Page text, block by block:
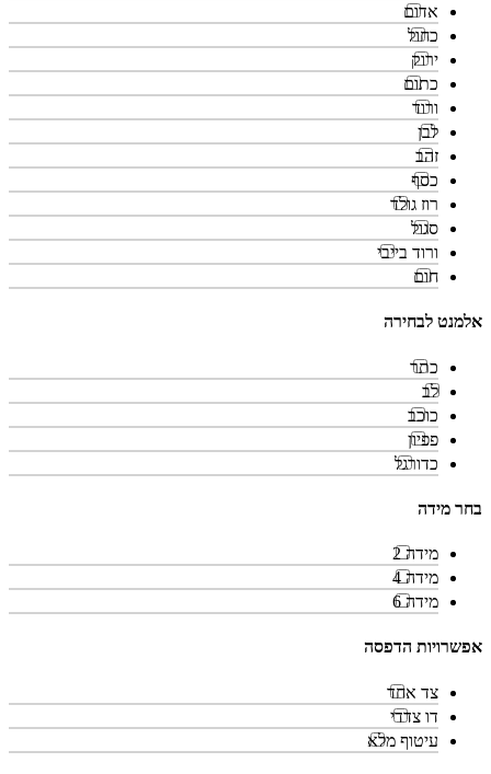
אדום
כחול
ירוק
כתום
ורוד
לבן
זהב
כסף
רוז גולד
סגול
ורוד בייבי
חום
אלמנט לבחירה
כתר
לב
כוכב
פפיון
כדורגל
בחר מידה
מידה 2
מידה 4
מידה 6
אפשרויות הדפסה
צד אחד
דו צדדי
עיטוף מלא